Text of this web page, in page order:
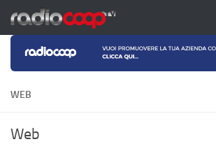
Salta al contenuto
WEB
Web